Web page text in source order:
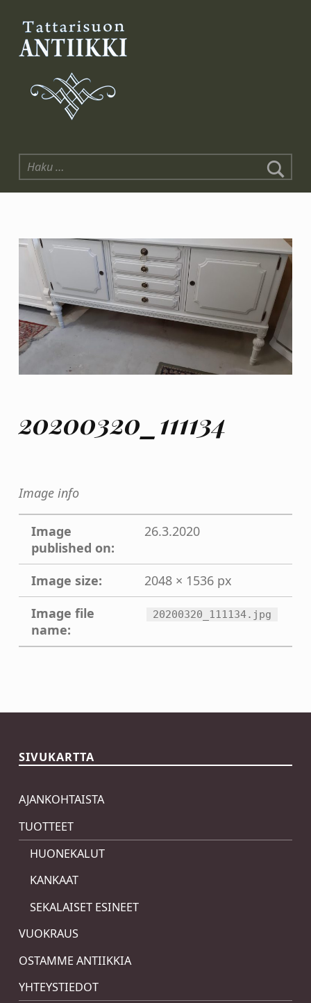
Tattarisuon Antiikki
Haku:
20200320_111134
Image info
Image
published on:
26.3.2020
Image size:
2048 × 1536 px
Image file
name:
20200320_111134.jpg
SIVUKARTTA
AJANKOHTAISTA
TUOTTEET
HUONEKALUT
KANKAAT
SEKALAISET ESINEET
VUOKRAUS
OSTAMME ANTIIKKIA
YHTEYSTIEDOT